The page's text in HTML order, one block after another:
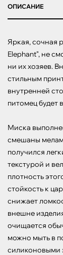
ОПИСАНИЕ
Яркая, сочная
Elephant", не
ни их хозяев.
стильным
внутренней
питомец будет
Миска
смешаны
получился
текстурой и
плотность
стойкость к
снижает
внешне
очищается
можно мыть в
силиконовыми